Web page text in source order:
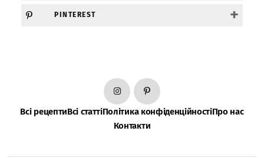
PINTEREST +
Всі рецептиВсі статтіПолітика конфіденційностіПро нас
Контакти